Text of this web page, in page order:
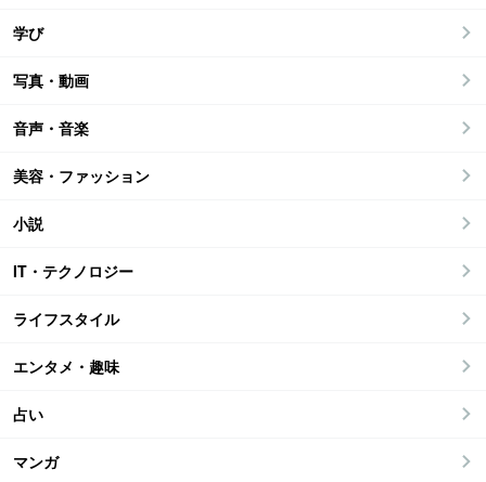
学び
写真・動画
音声・音楽
美容・ファッション
小説
IT・テクノロジー
ライフスタイル
エンタメ・趣味
占い
マンガ